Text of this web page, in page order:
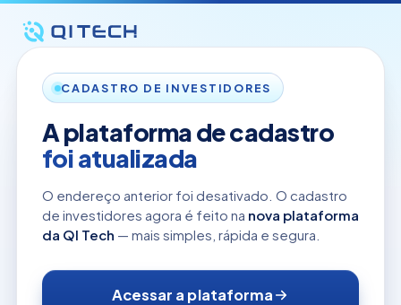
CADASTRO DE INVESTIDORES
A plataforma de cadastro
foi atualizada
O endereço anterior foi desativado. O cadastro
de investidores agora é feito na nova plataforma
da QI Tech — mais simples, rápida e segura.
Acessar a plataforma